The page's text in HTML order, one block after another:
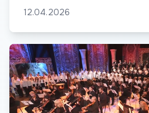
12.04.2026